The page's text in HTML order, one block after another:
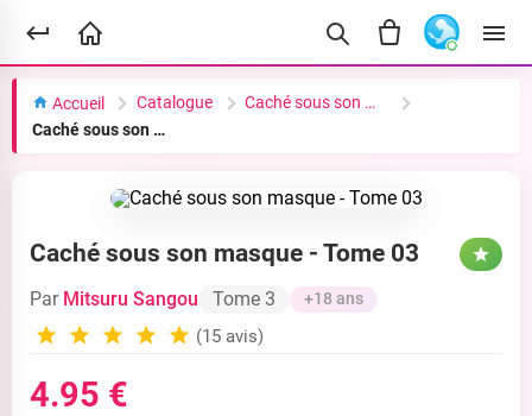
Accueil Catalogue
Caché sous son masque
Caché sous son masque - Tome 03
Caché sous son masque - Tome 03
Par Mitsuru Sangou Tome 3 +18 ans
(15 avis)
4.95 €